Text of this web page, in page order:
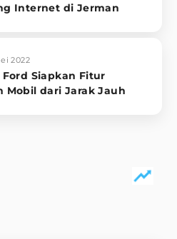
Internet di Jerman
2022
Siapkan Fitur
Mobil dari Jarak Jauh